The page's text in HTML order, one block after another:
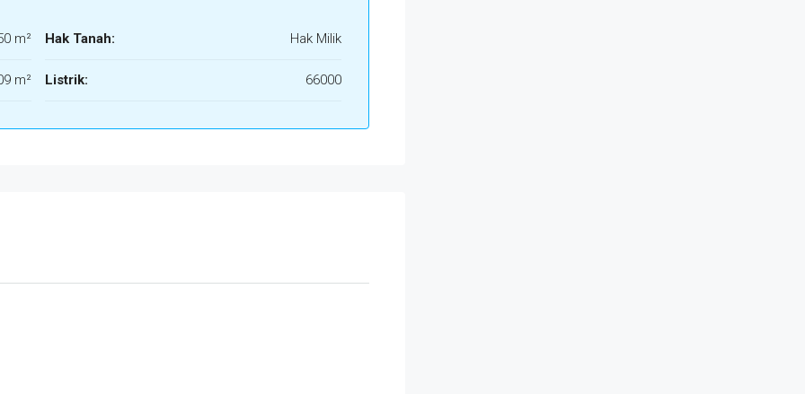
m²
m²
Hak Tanah: Hak Milik
Listrik: 66000